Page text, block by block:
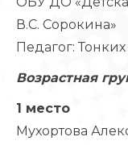
В.С. Сорокина»
Педагог:
Возрастная
1 место
Мухортова